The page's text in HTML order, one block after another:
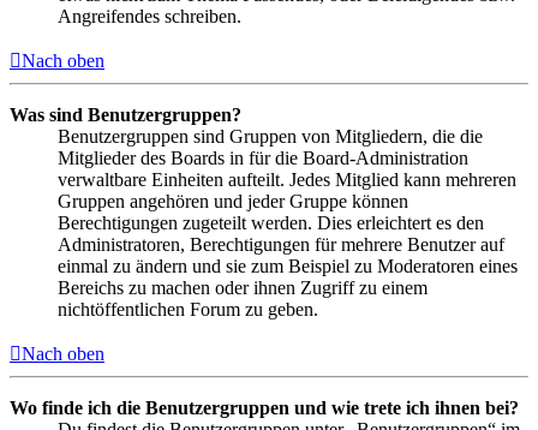
Angreifendes schreiben.
Nach oben
Was sind Benutzergruppen?
Benutzergruppen sind Gruppen von Mitgliedern, die die
Mitglieder des Boards in für die Board-Administration
verwaltbare Einheiten aufteilt. Jedes Mitglied kann mehreren
Gruppen angehören und jeder Gruppe können
Berechtigungen zugeteilt werden. Dies erleichtert es den
Administratoren, Berechtigungen für mehrere Benutzer auf
einmal zu ändern und sie zum Beispiel zu Moderatoren eines
Bereichs zu machen oder ihnen Zugriff zu einem
nichtöffentlichen Forum zu geben.
Nach oben
Wo finde ich die Benutzergruppen und wie trete ich ihnen bei?